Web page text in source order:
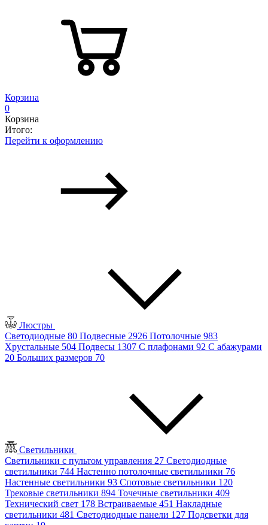
Корзина
0
Корзина
Итого:
Перейти к оформлению
Люстры
Светодиодные 80 Подвесные 2926 Потолочные 983
Хрустальные 504 Подвесы 1307 С плафонами 92 С абажурами
20 Больших размеров 70
Светильники
Светильники с пультом управления 27 Светодиодные
светильники 744 Настенно потолочные светильники 76
Настенные светильники 93 Спотовые светильники 120
Трековые светильники 894 Точечные светильники 409
Технический свет 178 Встраиваемые 451 Накладные
светильники 481 Светодиодные панели 127 Подсветки для